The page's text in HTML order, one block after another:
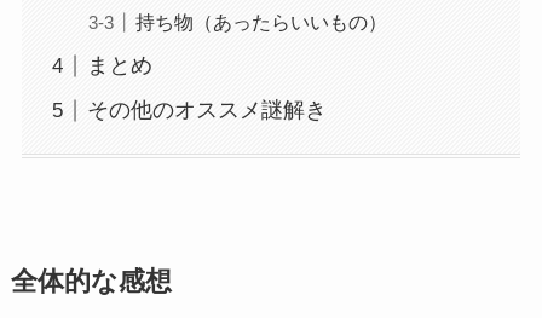
持ち物（あったらいいもの）
まとめ
その他のオススメ謎解き
全体的な感想